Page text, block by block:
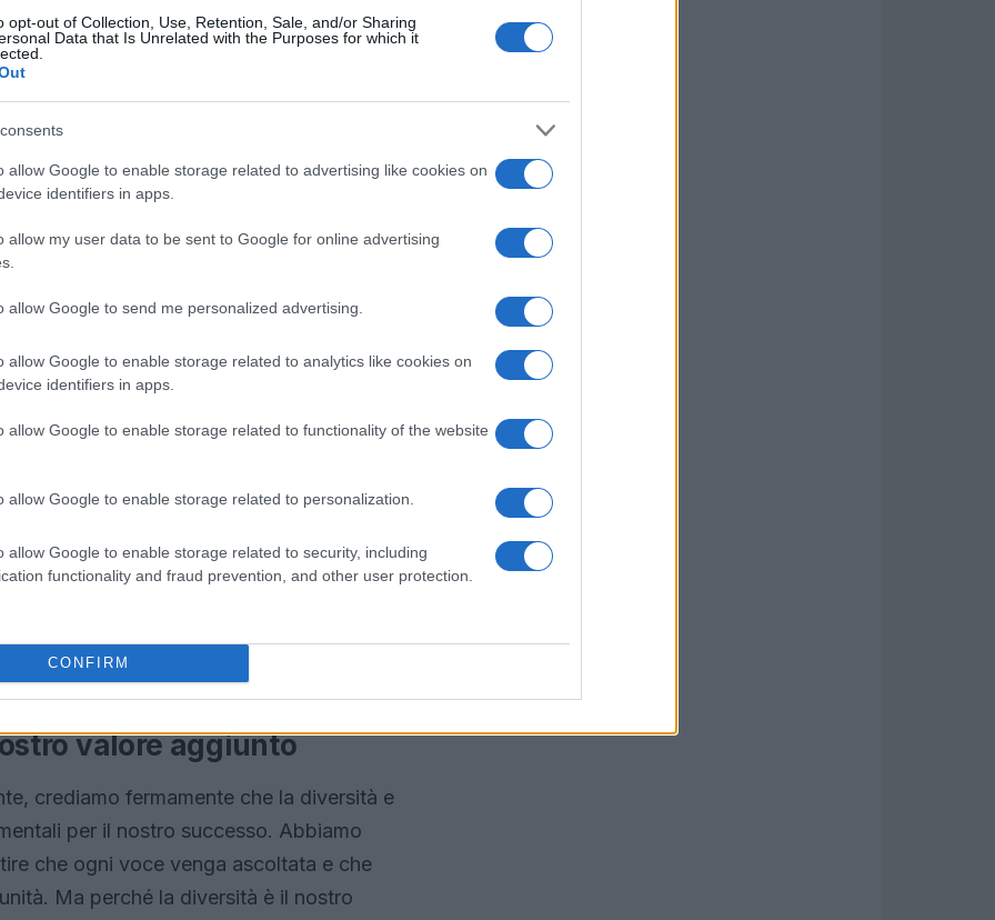
opt-out of Collection, Use, Retention, Sale, and/or Sharing
Data that Is Unrelated with the Purposes for which it
allow Google to enable storage related to advertising like cookies on
identifiers in apps.
allow my user data to be sent to Google for online advertising
allow Google to send me personalized advertising.
allow Google to enable storage related to analytics like cookies on
identifiers in apps.
allow Google to enable storage related to functionality of the website
allow Google to enable storage related to personalization.
allow Google to enable storage related to security, including
functionality and fraud prevention, and other user protection.
CONFIRM
di carbonio è audace, ma assolutamente
climatiche, stiamo lavorando attivamente per
zero entro il 2050. Ma come ci stiamo
il nostro impatto ambientale:
le ultime tecnologie per minimizzare l’uso delle
nei nostri studi e nelle nostre produzioni. Non
aiutarci a essere più green?
fianco a fianco con i nostri fornitori e partner per
la catena di approvvigionamento. Insieme,
pratiche sostenibili nel loro lavoro quotidiano.
tua vita?
locali che promuovono la sostenibilità e
impatto positivo nelle comunità in cui operiamo.
strumenti di monitoraggio avanzati per
e adottare misure correttive quando necessario.
ma azioni concrete che ci avvicinano al
E chi non vorrebbe vivere in un mondo
valore aggiunto
crediamo fermamente che la diversità e
per il nostro successo. Abbiamo
che ogni voce venga ascoltata e che
Ma perché la diversità è il nostro